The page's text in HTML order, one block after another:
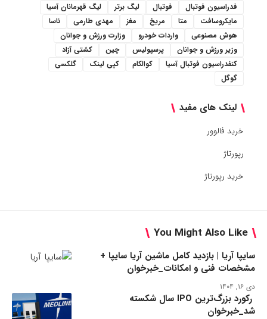
فدراسیون فوتبال
فوتبال لیگ برتر
لیگ قهرمانان آسیا
مایکروسافت
متا مریخ مغز مهدی طارمی
ناسا
هوش مصنوعی
واردات خودرو
وزارت ورزش و جوانان
وزیر ورزش و جوانان
پرسپولیس چین
کشتی آزاد
کنفدراسیون فوتبال آسیا
کوالکام کپی لینک
گلکسی
گوگل
لینک های مفید
خرید فالوور
رپورتاژ
خرید رپورتاژ
You Might Also Like
سایپا آریا | بازدید کامل ماشین آریا سایپا +
مشخصات فنی و امکانات_خبرخوان
دی ۱۶, ۱۴۰۴
رکورد بزرگ‌ترین IPO سال شکسته
شد_خبرخوان